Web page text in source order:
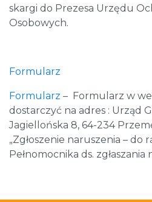
skargi do Prezesa Urzędu
Osobowych.
Formularz
Formularz – Formularz w
dostarczyć na adres : Urząd
Jagiellońska 8, 64-234
„Zgłoszenie naruszenia – do
Pełnomocnika ds. zgłaszania